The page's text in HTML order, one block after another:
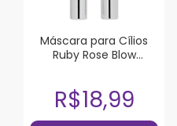
Máscara para Cílios
Ruby Rose Blow
R$18,99